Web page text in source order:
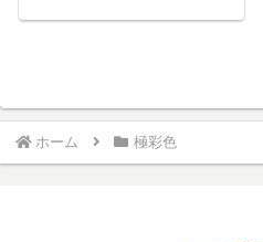
ホーム 極彩色